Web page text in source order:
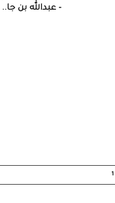
- عبدالله بن جا..
1